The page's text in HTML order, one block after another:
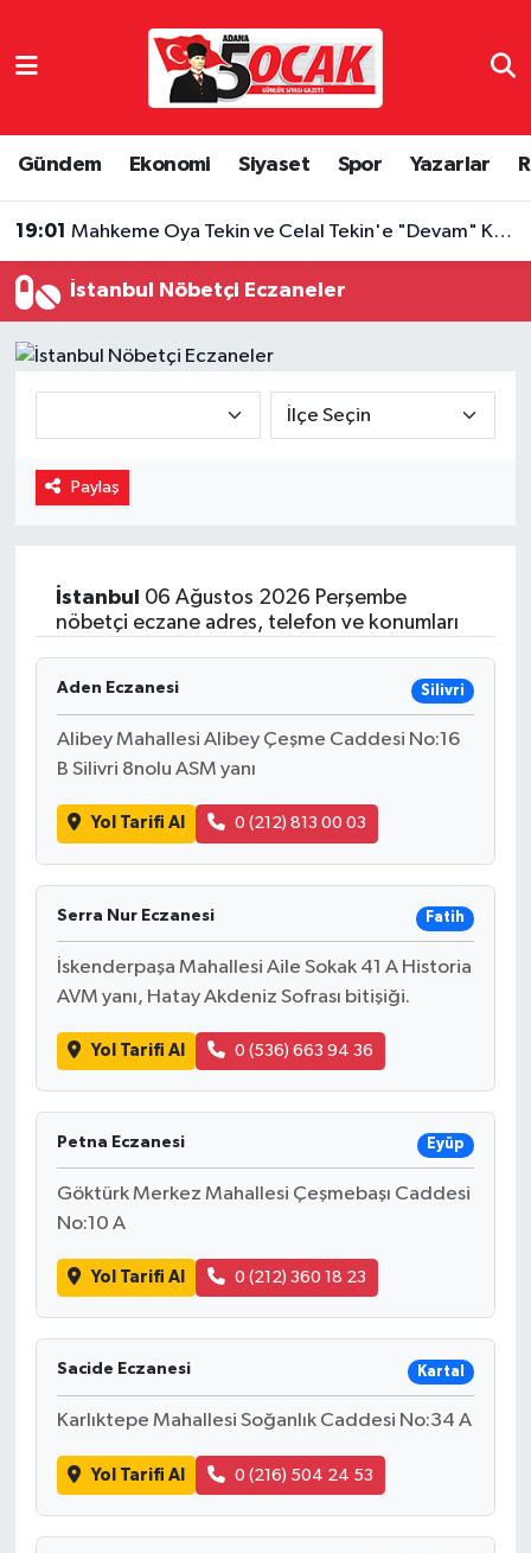
Gündem Ekonomi Siyaset Spor Yazarlar
Mahkeme Oya Tekin ve Celal Tekin'e "Devam" Kararı Verdi
18:17 Özcan Zenger ve Utku Caner Serbest Bırakıldı!
İstanbul Nöbetçi Eczaneler
Paylaş
İstanbul
06 Ağustos 2026 Perşembe
nöbetçi eczane adres, telefon ve konumları
Aden Eczanesi Silivri
Alibey Mahallesi Alibey Çeşme Caddesi No:16
B Silivri 8nolu ASM yanı
Yol Tarifi Al 0 (212) 813 00 03
Serra Nur Eczanesi Fatih
İskenderpaşa Mahallesi Aile Sokak 41 A Historia
AVM yanı, Hatay Akdeniz Sofrası bitişiği.
Yol Tarifi Al 0 (536) 663 94 36
Petna Eczanesi Eyüp
Göktürk Merkez Mahallesi Çeşmebaşı Caddesi
No:10 A
Yol Tarifi Al 0 (212) 360 18 23
Sacide Eczanesi Kartal
Karlıktepe Mahallesi Soğanlık Caddesi No:34 A
Yol Tarifi Al 0 (216) 504 24 53
Ekonomi
Özel
Resmi İlanlar
Sağlık
Siyaset
Yaşam
Yerel Yönetimler
Yurttan
Hava Durumu
Haber Arşivi